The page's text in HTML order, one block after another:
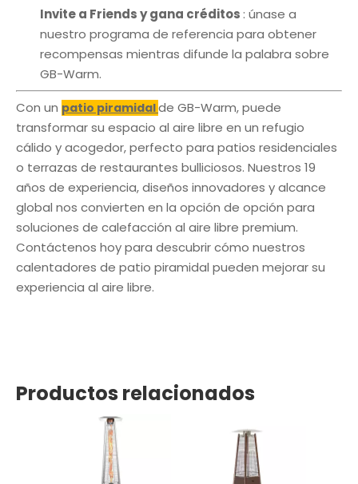
Invite a Friends y gana créditos : únase a
nuestro programa de referencia para obtener
recompensas mientras difunde la palabra sobre
GB-Warm.
Con un patio piramidalde GB-Warm, puede
transformar su espacio al aire libre en un refugio
cálido y acogedor, perfecto para patios residenciales
o terrazas de restaurantes bulliciosos. Nuestros 19
años de experiencia, diseños innovadores y alcance
global nos convierten en la opción de opción para
soluciones de calefacción al aire libre premium.
Contáctenos hoy para descubrir cómo nuestros
calentadores de patio piramidal pueden mejorar su
experiencia al aire libre.
Productos relacionados